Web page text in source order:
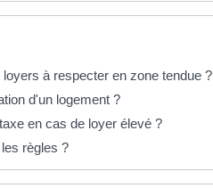
à respecter en zone tendue ?
d'un logement ?
en cas de loyer élevé ?
règles ?